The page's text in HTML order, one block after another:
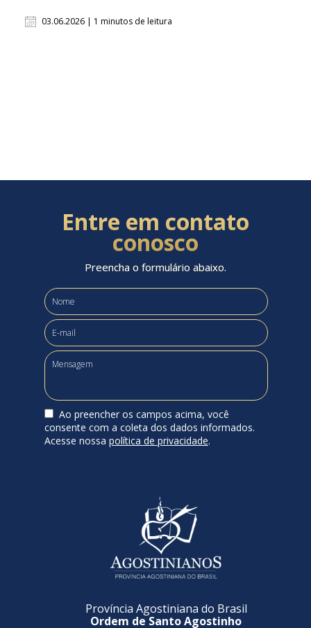
03.06.2026 | 1 minutos de leitura
Entre em contato
conosco
Preencha o formulário abaixo.
Ao preencher os campos acima, você
consente com a coleta dos dados informados.
Acesse nossa política de privacidade.
Província Agostiniana do Brasil
Ordem de Santo Agostinho